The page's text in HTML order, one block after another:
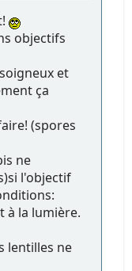
objectifs
et
ça
(spores
ne
l'objectif
à la lumière.
lentilles ne